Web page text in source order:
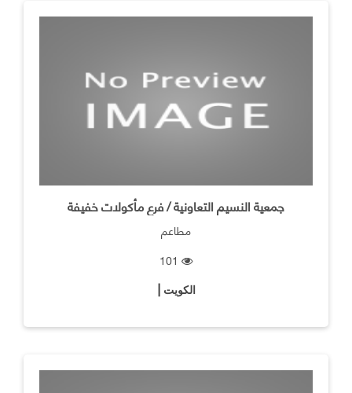
جمعية النسيم التعاونية / فرع مأكولات خفيفة
مطاعم
الكويت |